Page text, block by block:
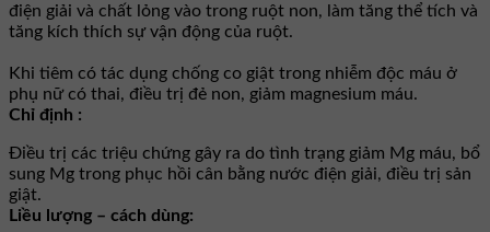
điện giải và chất lỏng vào trong ruột non, làm tăng thể tích và
tăng kích thích sự vận động của ruột.
Khi tiêm có tác dụng chống co giật trong nhiễm độc máu ở
phụ nữ có thai, điều trị đẻ non, giảm magnesium máu.
Chỉ định :
Ðiều trị các triệu chứng gây ra do tình trạng giảm Mg máu, bổ
sung Mg trong phục hồi cân bằng nước điện giải, điều trị sản
giật.
Liều lượng – cách dùng: